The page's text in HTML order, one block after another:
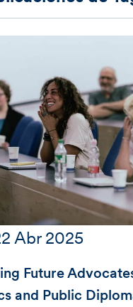
Abr 2025
Future
and Public